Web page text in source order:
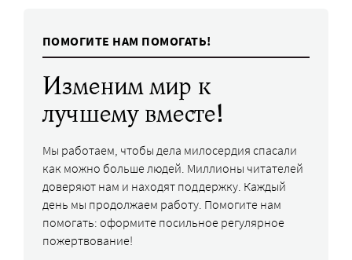
ПОМОГИТЕ НАМ ПОМОГАТЬ!
Изменим мир к
лучшему вместе!
Мы работаем, чтобы дела милосердия спасали
как можно больше людей. Миллионы читателей
доверяют нам и находят поддержку. Каждый
день мы продолжаем работу. Помогите нам
помогать: оформите посильное регулярное
пожертвование!